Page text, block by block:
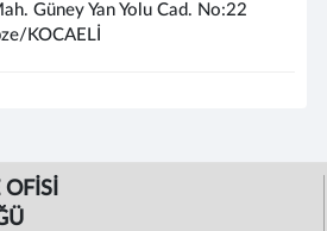
Güney Yan Yolu Cad. No:22
KOCAELİ